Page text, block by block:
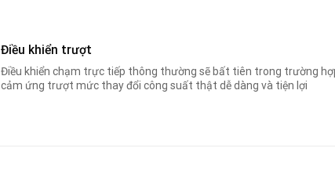
Điều khiển trượt
Điều khiển chạm trực tiếp thông thường sẽ bất tiên trong trường
cảm ứng trượt mức thay đổi công suất thật dễ dàng và tiện lợi